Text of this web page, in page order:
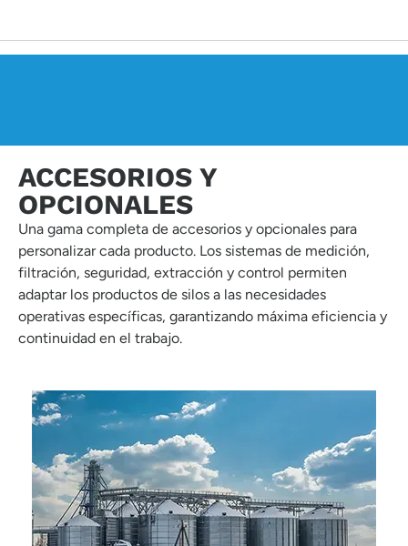
ACCESORIOS Y
OPCIONALES
Una gama completa de accesorios y opcionales para
personalizar cada producto. Los sistemas de medición,
filtración, seguridad, extracción y control permiten
adaptar los productos de silos a las necesidades
operativas específicas, garantizando máxima eficiencia y
continuidad en el trabajo.